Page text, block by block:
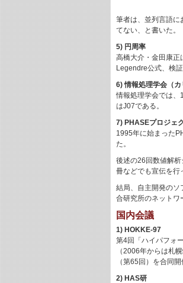
筆者は、並列言語に
てない、と書いた。
5) 円周率
高橋大介・金田康
Legendre公式、検
6) 情報処理学会（カ
情報処理学会では、
はJ07である。
7) PHASEプロジェ
1995年に始まった
た。
後述の26回数値解
冊などでも宣伝を行
結局、自主開発のソ
合研究所のネットワ
国内会議
1) HOKKE-97
第4回「ハイパフォ
（2006年からは札
（第65回）を合同
2) HAS研